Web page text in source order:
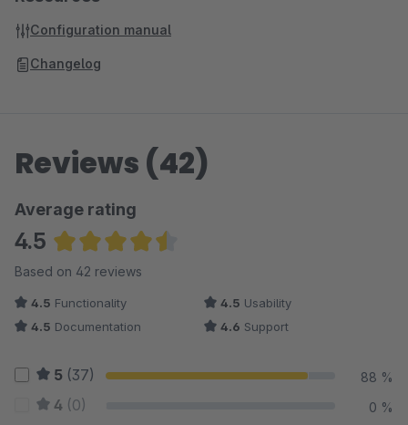
Configuration manual
Changelog
Reviews (42)
Average rating
4.5
Average rating of 4.52 out of 5 stars
Based on 42 reviews
4.5 Functionality 4.5 Usability
4.5 Documentation 4.6 Support
5 (37) 88 %
4 (0) 0 %